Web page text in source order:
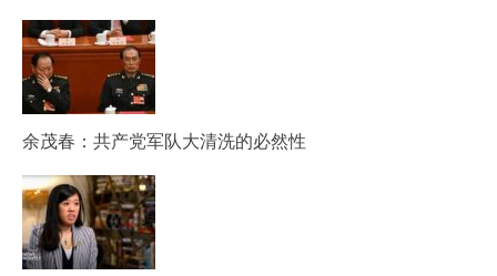
余茂春：共产党军队大清洗的必然性